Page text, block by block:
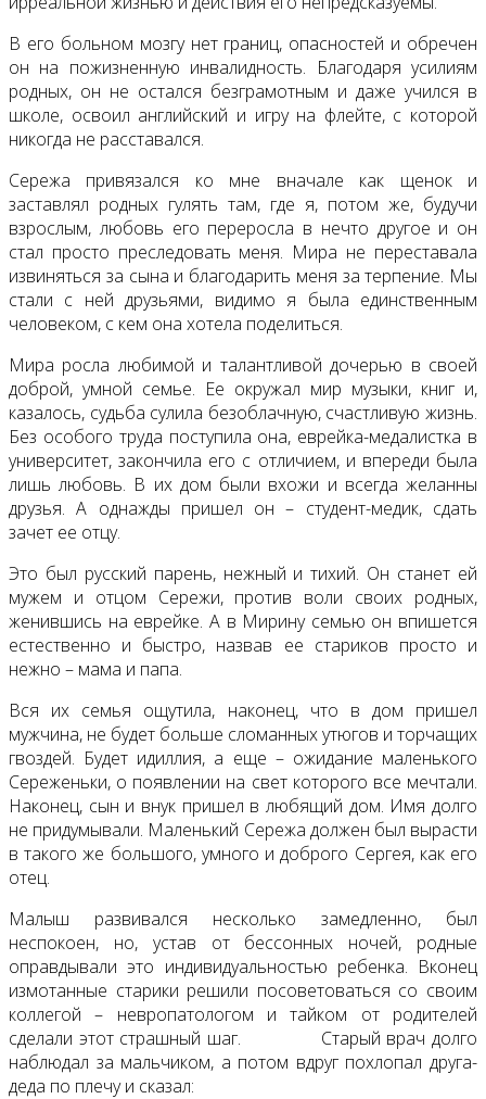
В его больном мозгу нет границ, опасностей и обречен
он на пожизненную инвалидность. Благодаря усилиям
родных, он не остался безграмотным и даже учился в
школе, освоил английский и игру на флейте, с которой
никогда не расставался.
Сережа привязался ко мне вначале как щенок и
заставлял родных гулять там, где я, потом же, будучи
взрослым, любовь его переросла в нечто другое и он
стал просто преследовать меня. Мира не переставала
извиняться за сына и благодарить меня за терпение. Мы
стали с ней друзьями, видимо я была единственным
человеком, с кем она хотела поделиться.
Мира росла любимой и талантливой дочерью в своей
доброй, умной семье. Ее окружал мир музыки, книг и,
казалось, судьба сулила безоблачную, счастливую жизнь.
Без особого труда поступила она, еврейка-медалистка в
университет, закончила его с отличием, и впереди была
лишь любовь. В их дом были вхожи и всегда желанны
друзья. А однажды пришел он – студент-медик, сдать
зачет ее отцу.
Это был русский парень, нежный и тихий. Он станет ей
мужем и отцом Сережи, против воли своих родных,
женившись на еврейке. А в Мирину семью он впишется
естественно и быстро, назвав ее стариков просто и
нежно – мама и папа.
Вся их семья ощутила, наконец, что в дом пришел
мужчина, не будет больше сломанных утюгов и торчащих
гвоздей. Будет идиллия, а еще – ожидание маленького
Сереженьки, о появлении на свет которого все мечтали.
Наконец, сын и внук пришел в любящий дом. Имя долго
не придумывали. Маленький Сережа должен был вырасти
в такого же большого, умного и доброго Сергея, как его
отец.
Малыш развивался несколько замедленно, был
неспокоен, но, устав от бессонных ночей, родные
оправдывали это индивидуальностью ребенка. Вконец
измотанные старики решили посоветоваться со своим
коллегой – невропатологом и тайком от родителей
сделали этот страшный шаг. Старый врач долго
наблюдал за мальчиком, а потом вдруг похлопал друга-
деда по плечу и сказал: